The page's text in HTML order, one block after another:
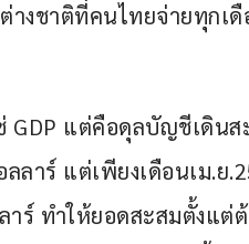
งชาติที่คนไทยจ่ายทุกเ
GDP แต่คือดุลบัญชีเดินส
าร์ แต่เพียงเดือนเม.ย
ร์ ทำให้ยอดสะสมตั้งแต่